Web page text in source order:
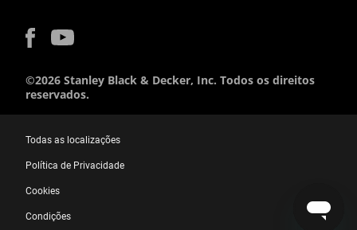
©2026 Stanley Black & Decker, Inc. Todos os direitos
reservados.
Todas as localizações
Política de Privacidade
Cookies
Condições